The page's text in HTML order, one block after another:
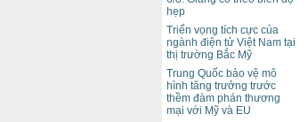
hẹp
Triển vọng tích cực của
ngành điện tử Việt Nam tại
thị trường Bắc Mỹ
Trung Quốc bảo vệ mô
hình tăng trưởng trước
thềm đàm phán thương
mại với Mỹ và EU